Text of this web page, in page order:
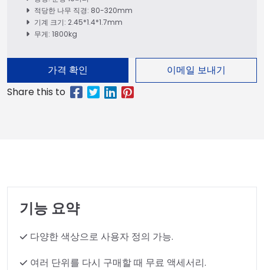
적당한 나무 직경: 80-320mm
기계 크기: 2.45*1.4*1.7mm
무게: 1800kg
가격 확인 이메일 보내기
기능 요약
다양한 색상으로 사용자 정의 가능.
여러 단위를 다시 구매할 때 무료 액세서리.